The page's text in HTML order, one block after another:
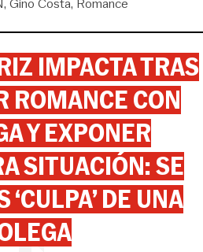
Gino Costa Romance
IMPACTA TRAS
ROMANCE CON
Y EXPONER
SITUACIÓN: SE
DE UNA